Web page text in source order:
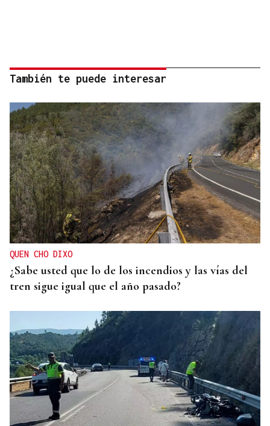
También te puede interesar
QUEN CHO DIXO
¿Sabe usted que lo de los incendios y las vías del
tren sigue igual que el año pasado?